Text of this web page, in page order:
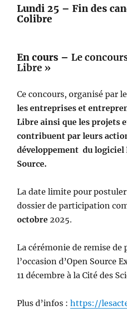
Lundi 25 – Fin des
Colibre
En cours –Le
Libre »
Ce concours, organisé par
les entreprises et
Libre ainsi que les projets
contribuent par leurs
développement du logiciel
Source.
La date limite pour
dossier de participation
octobre 2025.
La cérémonie de remise de
l’occasion d’Open Source
11 décembre à la Cité des
Plus d’infos :https://